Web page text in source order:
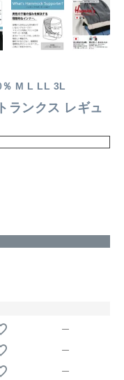
％ M L LL 3L
ランクス レギュ
—
—
—